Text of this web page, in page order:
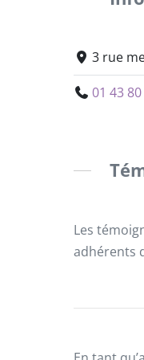
3 rue
01 43
Les
adhérents